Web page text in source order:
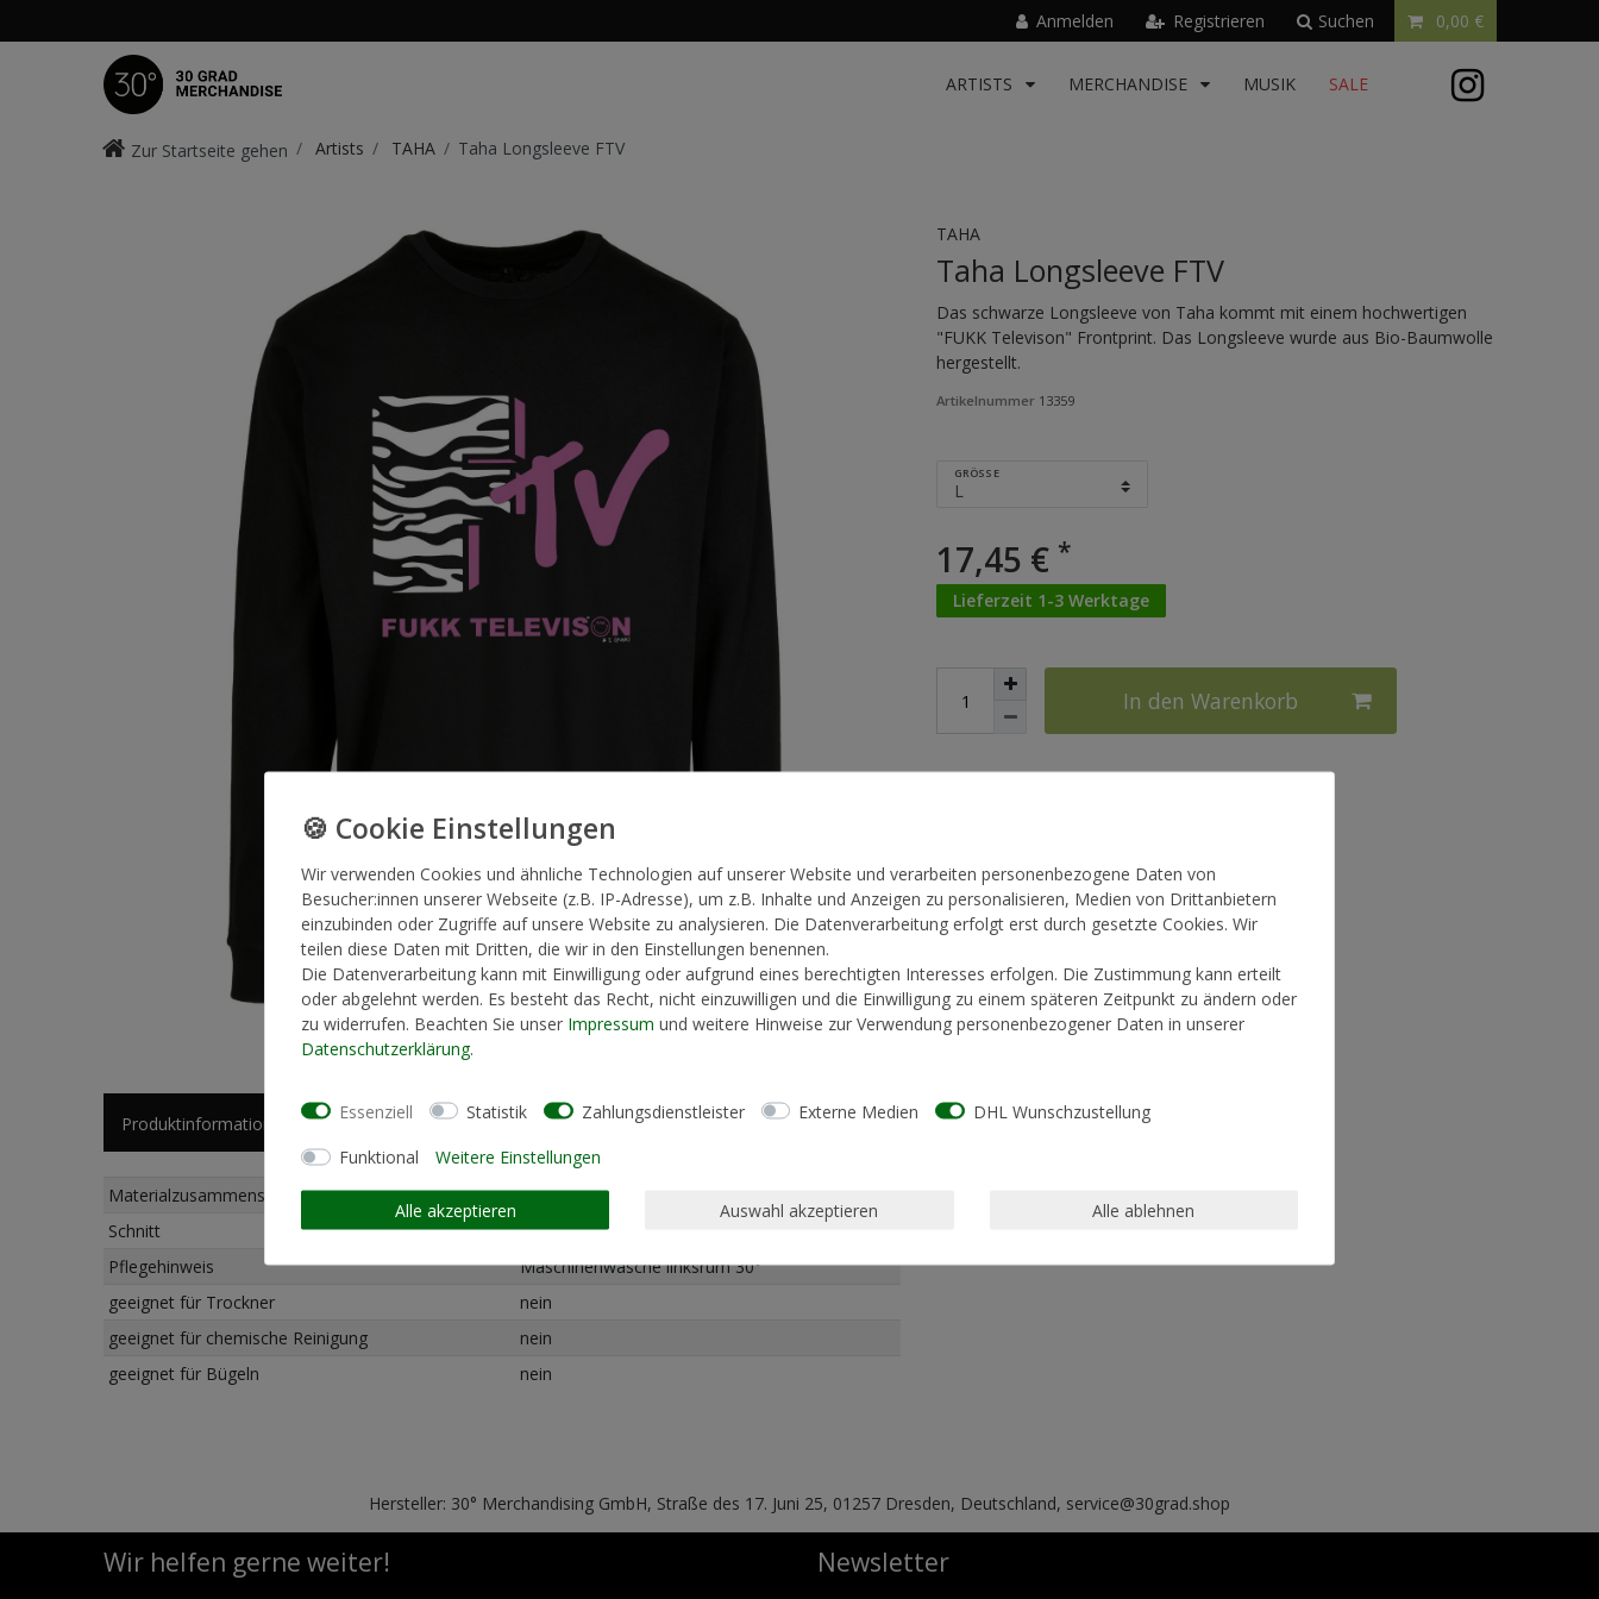
Anmelden Registrieren Suchen 0,00 €
ARTISTS MERCHANDISE MUSIK SALE
Zur Startseite gehen Artists TAHA Taha Longsleeve FTV
TAHA
Taha Longsleeve FTV
Das schwarze Longsleeve von Taha kommt mit einem hochwertigen
"FUKK Televison" Frontprint. Das Longsleeve wurde aus Bio-Baumwolle
hergestellt.
Artikelnummer 13359
GRÖSSE
17,45 € *
Lieferzeit 1-3 Werktage
In den Warenkorb
Produktinformationen
Materialzusammensetzung
100% Bio-Baumwolle
Schnitt
Loose Fit (lockere Passform)
Pflegehinweis
Maschinenwäsche linksrum 30°
geeignet für Trockner
nein
geeignet für chemische Reinigung
nein
geeignet für Bügeln
nein
Hersteller: 30° Merchandising GmbH, Straße des 17. Juni 25, 01257 Dresden, Deutschland, service@30grad.shop
Wir helfen gerne weiter! Newsletter
Wir verwenden Cookies und ähnliche Technologien auf unserer Website und verarbeiten personenbezogene Daten von
Besucher:innen unserer Webseite (z.B. IP-Adresse), um z.B. Inhalte und Anzeigen zu personalisieren, Medien von Drittanbietern
einzubinden oder Zugriffe auf unsere Website zu analysieren. Die Datenverarbeitung erfolgt erst durch gesetzte Cookies. Wir
teilen diese Daten mit Dritten, die wir in den Einstellungen benennen.
Die Datenverarbeitung kann mit Einwilligung oder aufgrund eines berechtigten Interesses erfolgen. Die Zustimmung kann erteilt
oder abgelehnt werden. Es besteht das Recht, nicht einzuwilligen und die Einwilligung zu einem späteren Zeitpunkt zu ändern oder
zu widerrufen. Beachten Sie unser Impressum und weitere Hinweise zur Verwendung personenbezogener Daten in unserer
Daten­schutz­erklärung.
Essenziell Statistik Zahlungsdienstleister Externe Medien DHL Wunschzustellung
Funktional Weitere Einstellungen
Alle akzeptieren Auswahl akzeptieren Alle ablehnen